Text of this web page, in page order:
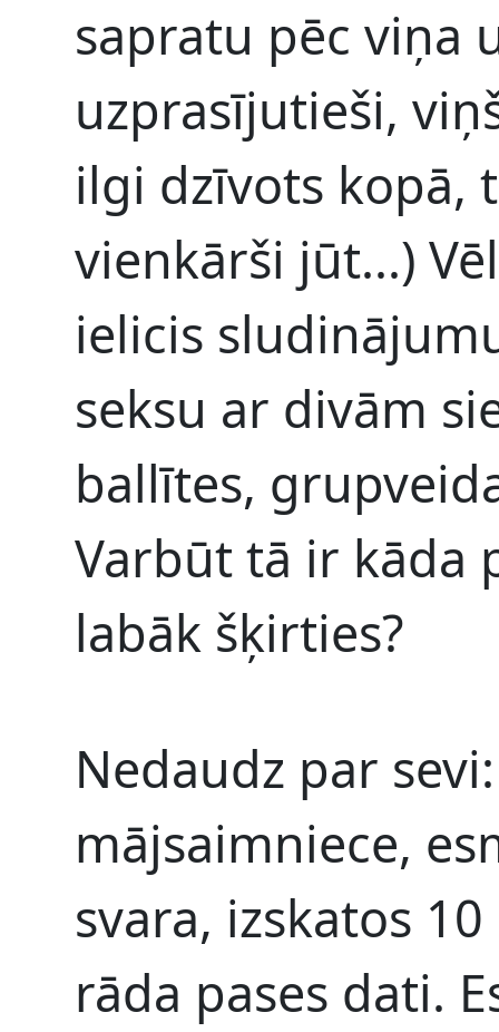
sapratu pēc viņa
uzprasījutieši,
ilgi dzīvots kopā,
vienkārši jūt...)
ielicis
seksu ar divām
ballītes,
Varbūt tā ir kāda
labāk šķirties?
Nedaudz par
mājsaimniece,
svara, izskatos
rāda pases dati.